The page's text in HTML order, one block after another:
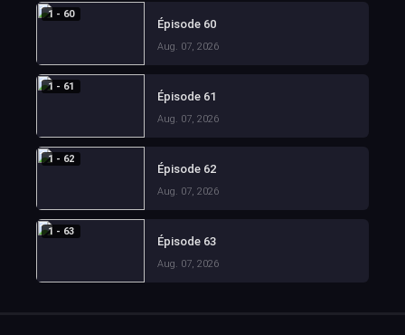
1 - 60
Épisode 60
Aug. 07, 2026
1 - 61
Épisode 61
Aug. 07, 2026
1 - 62
Épisode 62
Aug. 07, 2026
1 - 63
Épisode 63
Aug. 07, 2026